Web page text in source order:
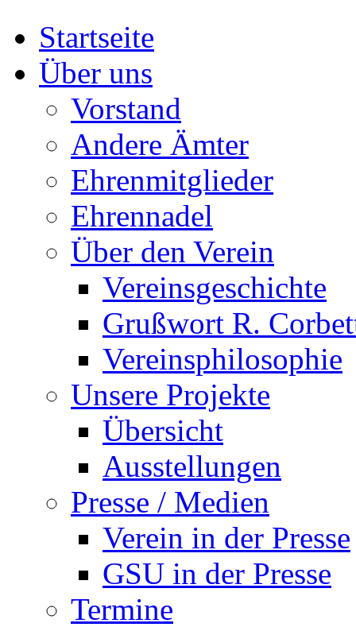
Startseite
Über uns
Vorstand
Andere Ämter
Ehrenmitglieder
Ehrennadel
Über den Verein
Vereinsgeschichte
Grußwort R.
Vereinsphilosophie
Unsere Projekte
Übersicht
Ausstellungen
Presse / Medien
Verein in der Presse
GSU in der Presse
Termine